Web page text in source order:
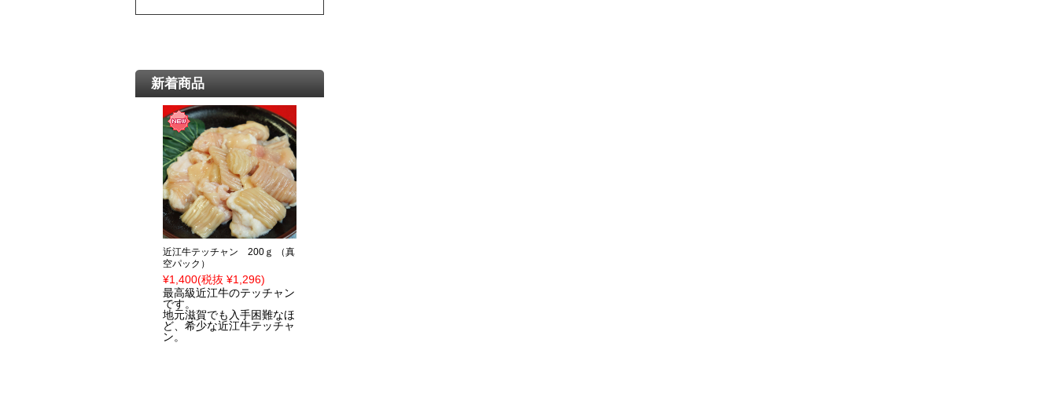
新着商品
近江牛テッチャン 200ｇ （真
空パック）
¥1,400(税抜 ¥1,296)
最高級近江牛のテッチャン
です。
地元滋賀でも入手困難なほ
ど、希少な近江牛テッチャ
ン。